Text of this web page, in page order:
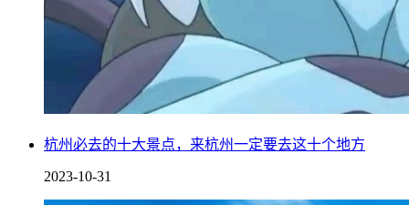
杭州必去的十大景点，来杭州一定要去这十个地方
2023-10-31